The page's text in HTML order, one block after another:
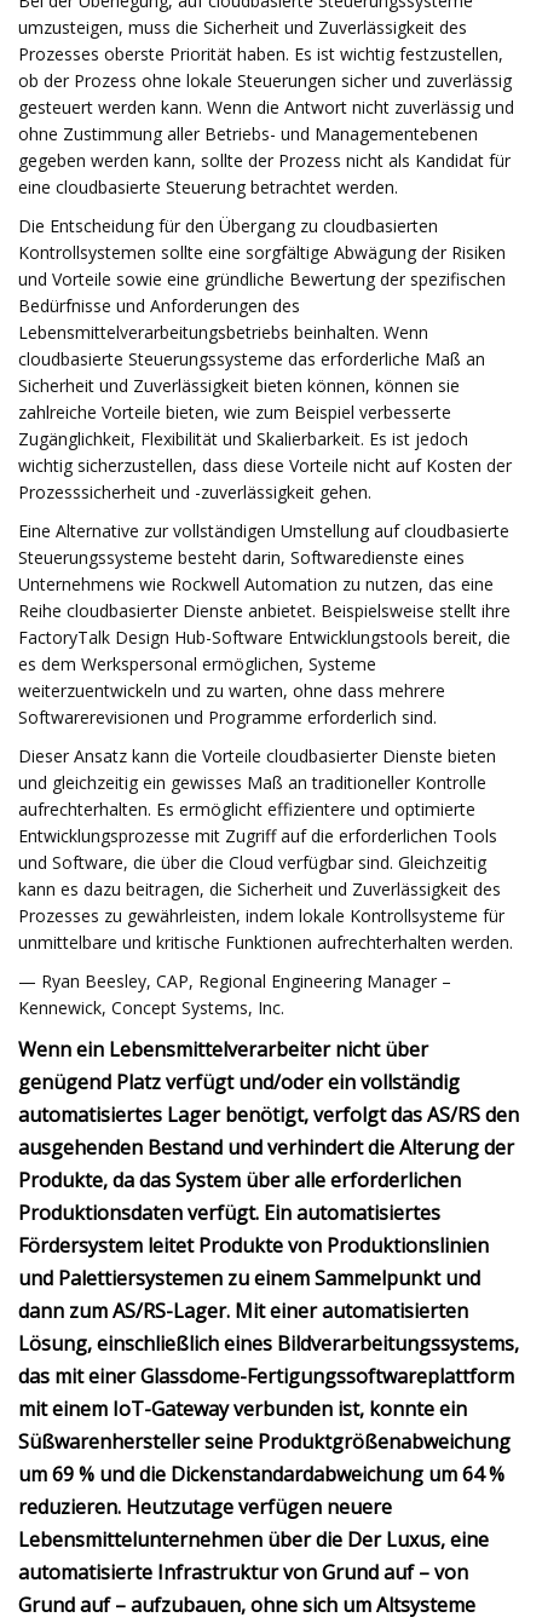
umzusteigen, muss die Sicherheit und Zuverlässigkeit des
Prozesses oberste Priorität haben. Es ist wichtig festzustellen,
ob der Prozess ohne lokale Steuerungen sicher und zuverlässig
gesteuert werden kann. Wenn die Antwort nicht zuverlässig und
ohne Zustimmung aller Betriebs- und Managementebenen
gegeben werden kann, sollte der Prozess nicht als Kandidat für
eine cloudbasierte Steuerung betrachtet werden.
Die Entscheidung für den Übergang zu cloudbasierten
Kontrollsystemen sollte eine sorgfältige Abwägung der Risiken
und Vorteile sowie eine gründliche Bewertung der spezifischen
Bedürfnisse und Anforderungen des
Lebensmittelverarbeitungsbetriebs beinhalten. Wenn
cloudbasierte Steuerungssysteme das erforderliche Maß an
Sicherheit und Zuverlässigkeit bieten können, können sie
zahlreiche Vorteile bieten, wie zum Beispiel verbesserte
Zugänglichkeit, Flexibilität und Skalierbarkeit. Es ist jedoch
wichtig sicherzustellen, dass diese Vorteile nicht auf Kosten der
Prozesssicherheit und -zuverlässigkeit gehen.
Eine Alternative zur vollständigen Umstellung auf cloudbasierte
Steuerungssysteme besteht darin, Softwaredienste eines
Unternehmens wie Rockwell Automation zu nutzen, das eine
Reihe cloudbasierter Dienste anbietet. Beispielsweise stellt ihre
FactoryTalk Design Hub-Software Entwicklungstools bereit, die
es dem Werkspersonal ermöglichen, Systeme
weiterzuentwickeln und zu warten, ohne dass mehrere
Softwarerevisionen und Programme erforderlich sind.
Dieser Ansatz kann die Vorteile cloudbasierter Dienste bieten
und gleichzeitig ein gewisses Maß an traditioneller Kontrolle
aufrechterhalten. Es ermöglicht effizientere und optimierte
Entwicklungsprozesse mit Zugriff auf die erforderlichen Tools
und Software, die über die Cloud verfügbar sind. Gleichzeitig
kann es dazu beitragen, die Sicherheit und Zuverlässigkeit des
Prozesses zu gewährleisten, indem lokale Kontrollsysteme für
unmittelbare und kritische Funktionen aufrechterhalten werden.
— Ryan Beesley, CAP, Regional Engineering Manager –
Kennewick, Concept Systems, Inc.
Wenn ein Lebensmittelverarbeiter nicht über
genügend Platz verfügt und/oder ein vollständig
automatisiertes Lager benötigt, verfolgt das AS/RS den
ausgehenden Bestand und verhindert die Alterung der
Produkte, da das System über alle erforderlichen
Produktionsdaten verfügt. Ein automatisiertes
Fördersystem leitet Produkte von Produktionslinien
und Palettiersystemen zu einem Sammelpunkt und
dann zum AS/RS-Lager. Mit einer automatisierten
Lösung, einschließlich eines Bildverarbeitungssystems,
das mit einer Glassdome-Fertigungssoftwareplattform
mit einem IoT-Gateway verbunden ist, konnte ein
Süßwarenhersteller seine Produktgrößenabweichung
um 69 % und die Dickenstandardabweichung um 64 %
reduzieren. Heutzutage verfügen neuere
Lebensmittelunternehmen über die Der Luxus, eine
automatisierte Infrastruktur von Grund auf – von
Grund auf – aufzubauen, ohne sich um Altsysteme